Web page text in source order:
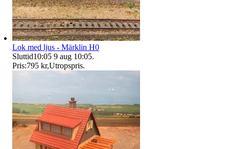
Lok med ljus - Märklin H0
Sluttid10:05 9 aug 10:05.
Pris:795 kr,Utropspris.